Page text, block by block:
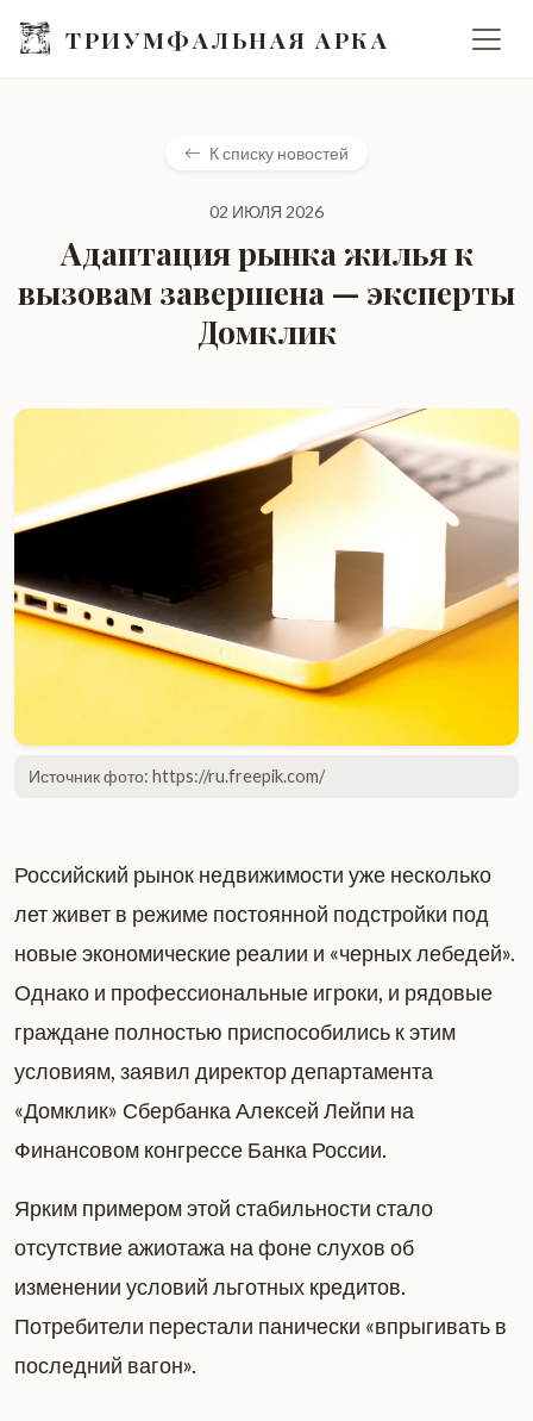
ТРИУМФАЛЬНАЯ АРКА
К списку новостей
02 ИЮЛЯ 2026
Адаптация рынка жилья к
вызовам завершена — эксперты
Домклик
Источник фото: https://ru.freepik.com/
Российский рынок недвижимости уже несколько
лет живет в режиме постоянной подстройки под
новые экономические реалии и «черных лебедей».
Однако и профессиональные игроки, и рядовые
граждане полностью приспособились к этим
условиям, заявил директор департамента
«Домклик» Сбербанка Алексей Лейпи на
Финансовом конгрессе Банка России.
Ярким примером этой стабильности стало
отсутствие ажиотажа на фоне слухов об
изменении условий льготных кредитов.
Потребители перестали панически «впрыгивать в
последний вагон».